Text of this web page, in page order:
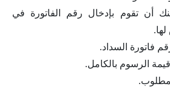
أن تقوم بإدخال رقم الفاتورة في
فاتورة السداد.
الرسوم بالكامل.